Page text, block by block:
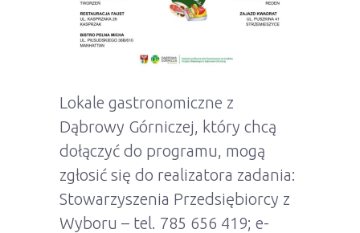
Lokale gastronomiczne z
Dąbrowy Górniczej, który chcą
dołączyć do programu, mogą
zgłosić się do realizatora zadania:
Stowarzyszenia Przedsiębiorcy z
Wyboru – tel. 785 656 419; e-